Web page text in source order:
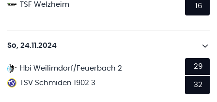
TSF Welzheim
16
So, 24.11.2024
Hbi Weilimdorf/Feuerbach 2
TSV Schmiden 1902 3
29
32